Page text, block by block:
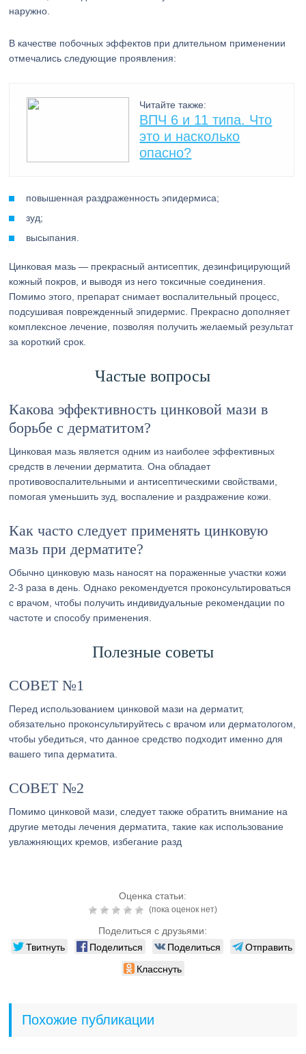
наружно.
В качестве побочных эффектов при длительном применении
отмечались следующие проявления:
Читайте также:
ВПЧ 6 и 11 типа. Что
это и насколько
опасно?
повышенная раздраженность эпидермиса;
зуд;
высыпания.
Цинковая мазь — прекрасный антисептик, дезинфицирующий
кожный покров, и выводя из него токсичные соединения.
Помимо этого, препарат снимает воспалительный процесс,
подсушивая поврежденный эпидермис. Прекрасно дополняет
комплексное лечение, позволяя получить желаемый результат
за короткий срок.
Частые вопросы
Какова эффективность цинковой мази в
борьбе с дерматитом?
Цинковая мазь является одним из наиболее эффективных
средств в лечении дерматита. Она обладает
противовоспалительными и антисептическими свойствами,
помогая уменьшить зуд, воспаление и раздражение кожи.
Как часто следует применять цинковую
мазь при дерматите?
Обычно цинковую мазь наносят на пораженные участки кожи
2-3 раза в день. Однако рекомендуется проконсультироваться
с врачом, чтобы получить индивидуальные рекомендации по
частоте и способу применения.
Полезные советы
СОВЕТ №1
Перед использованием цинковой мази на дерматит,
обязательно проконсультируйтесь с врачом или дерматологом,
чтобы убедиться, что данное средство подходит именно для
вашего типа дерматита.
СОВЕТ №2
Помимо цинковой мази, следует также обратить внимание на
другие методы лечения дерматита, такие как использование
увлажняющих кремов, избегание разд
Оценка статьи:
(пока оценок нет)
Поделиться с друзьями:
Твитнуть Поделиться Поделиться
Отправить
Класснуть
Похожие публикации